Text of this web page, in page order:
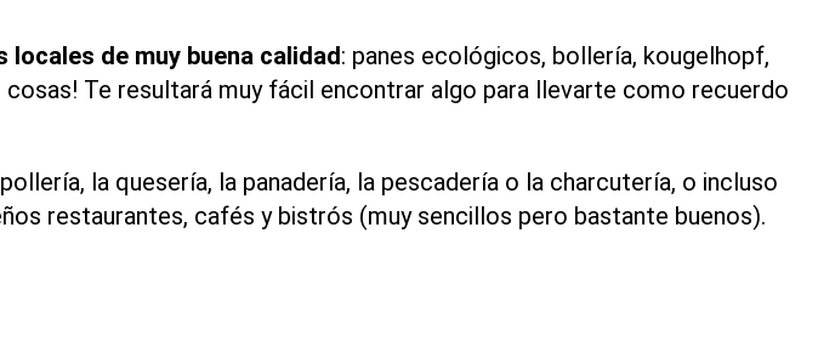
locales de muy buena calidad: panes ecológicos, bollería, kougelhopf,
Te resultará muy fácil encontrar algo para llevarte como recuerdo
la quesería, la panadería, la pescadería o la charcutería, o incluso
restaurantes, cafés y bistrós (muy sencillos pero bastante buenos).